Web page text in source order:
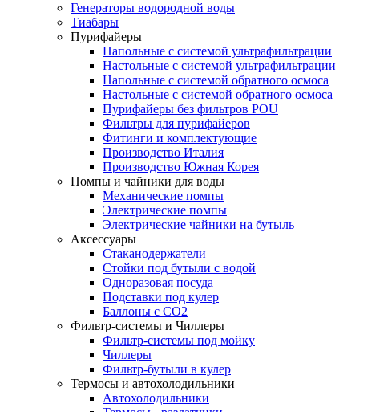
Генераторы водородной воды
Тиабары
Пурифайеры
Напольные с системой ультрафильтрации
Настольные с системой ультрафильтрации
Напольные с системой обратного осмоса
Настольные с системой обратного осмоса
Пурифайеры без фильтров POU
Фильтры для пурифайеров
Фитинги и комплектующие
Производство Италия
Производство Южная Корея
Помпы и чайники для воды
Механические помпы
Электрические помпы
Электрические чайники на бутыль
Аксессуары
Стаканодержатели
Стойки под бутыли с водой
Одноразовая посуда
Подставки под кулер
Баллоны с СО2
Фильтр-системы и Чиллеры
Фильтр-системы под мойку
Чиллеры
Фильтр-бутыли в кулер
Термосы и автохолодильники
Автохолодильники